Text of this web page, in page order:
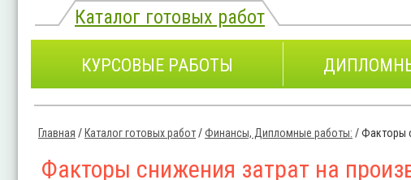
Каталог готовых работ
КУРСОВЫЕ РАБОТЫ
Главная / Каталог готовых работ/Финансы, Дипломные работы: /Факторы
Факторы снижения затрат на